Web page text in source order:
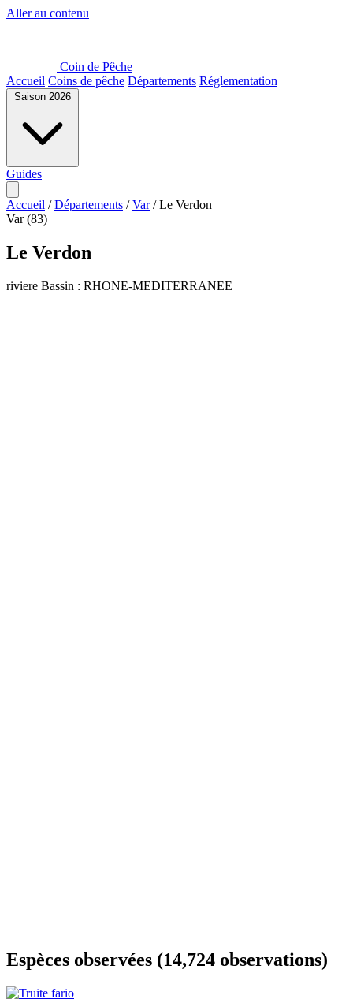
Aller au contenu
Coin de Pêche
Accueil Coins de pêche Départements Réglementation
Saison 2026
Guides
Accueil / Départements / Var / Le Verdon
Var (83)
Le Verdon
riviere Bassin : RHONE-MEDITERRANEE
Espèces observées (14,724 observations)